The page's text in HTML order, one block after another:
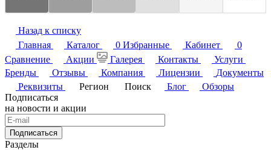
Назад к списку
Главная
Каталог 0 Избранные Кабинет
0
Сравнение
Акции Галерея Контакты
Услуги
Бренды
Отзывы Компания Лицензии
Документы
Реквизиты
Регион Поиск Блог
Обзоры
Подписаться
на новости и акции
Подписаться
Разделы